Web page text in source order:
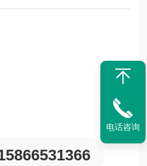
互换性强；
电话咨询